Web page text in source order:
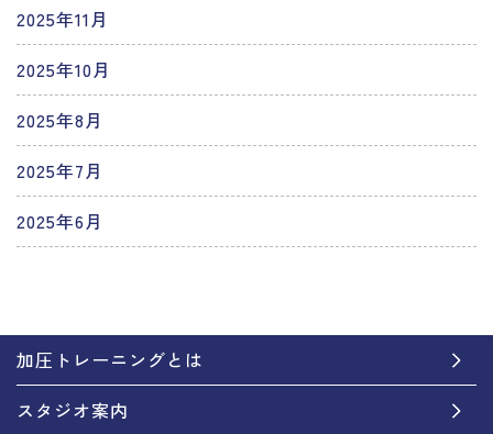
2025年11月
2025年10月
2025年8月
2025年7月
2025年6月
加圧トレーニングとは
スタジオ案内